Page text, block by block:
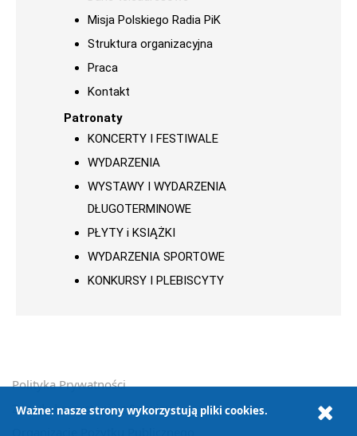
Misja Polskiego Radia PiK
Struktura organizacyjna
Praca
Kontakt
Patronaty
KONCERTY I FESTIWALE
WYDARZENIA
WYSTAWY I WYDARZENIA
DŁUGOTERMINOWE
PŁYTY i KSIĄŻKI
WYDARZENIA SPORTOWE
KONKURSY I PLEBISCYTY
Polityka Prywatności
Zasady korzystania z Serwisu
Ważne: nasze strony wykorzystują pliki cookies.